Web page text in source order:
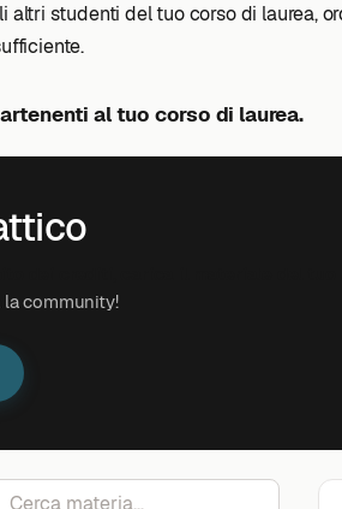
studenti del tuo corso di laurea,
al tuo corso di laurea.
community!